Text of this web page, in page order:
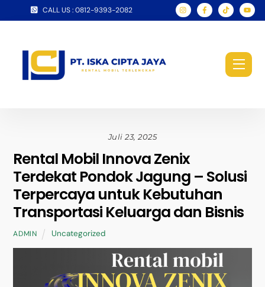
CALL US : 0812-9393-2082
Juli 23, 2025
Rental Mobil Innova Zenix
Terdekat Pondok Jagung – Solusi
Terpercaya untuk Kebutuhan
Transportasi Keluarga dan Bisnis
ADMIN Uncategorized